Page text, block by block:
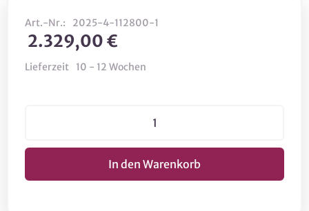
Art.-Nr.: 2025-4-112800-1
2.329,00 €
Lieferzeit 10 - 12 Wochen